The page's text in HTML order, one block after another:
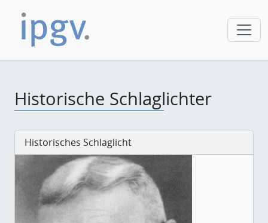
Historische Schlaglichter
Historisches Schlaglicht